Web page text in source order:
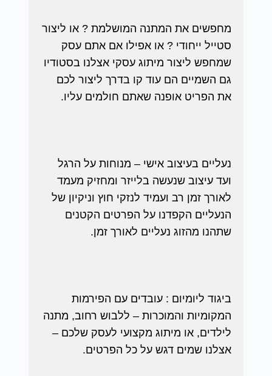
מחפשים את המתנה המושלמת ? או ליצור
סטייל ייחודי ? או אפילו אם אתם עסק
שמחפש ליצור מיתוג עסקי אצלנו בסטודיו
גם השמיים הם עוד קו בדרך ליצור לכם
את הפריט אופנה שאתם חולמים עליו.
נעליים בעיצוב אישי – מנוחות על הרגל
ועד עיצוב שנעשה בלייזר ומחזיק מעמד
לאורך זמן רב ועמיד לנזקי חוץ וניקיון של
הנעליים הקפדנו על הפרטים הקטנים
שתהנו מהזוג נעליים לאורך זמן.
ביגוד ליומיום : עובדים עם הפירמות
המקומיות והמוכרות – ללבוש רחוב, מתנה
לילדים, או מיתוג מקצועי לעסק שלכם –
אצלנו שמים דגש על כל הפרטים.